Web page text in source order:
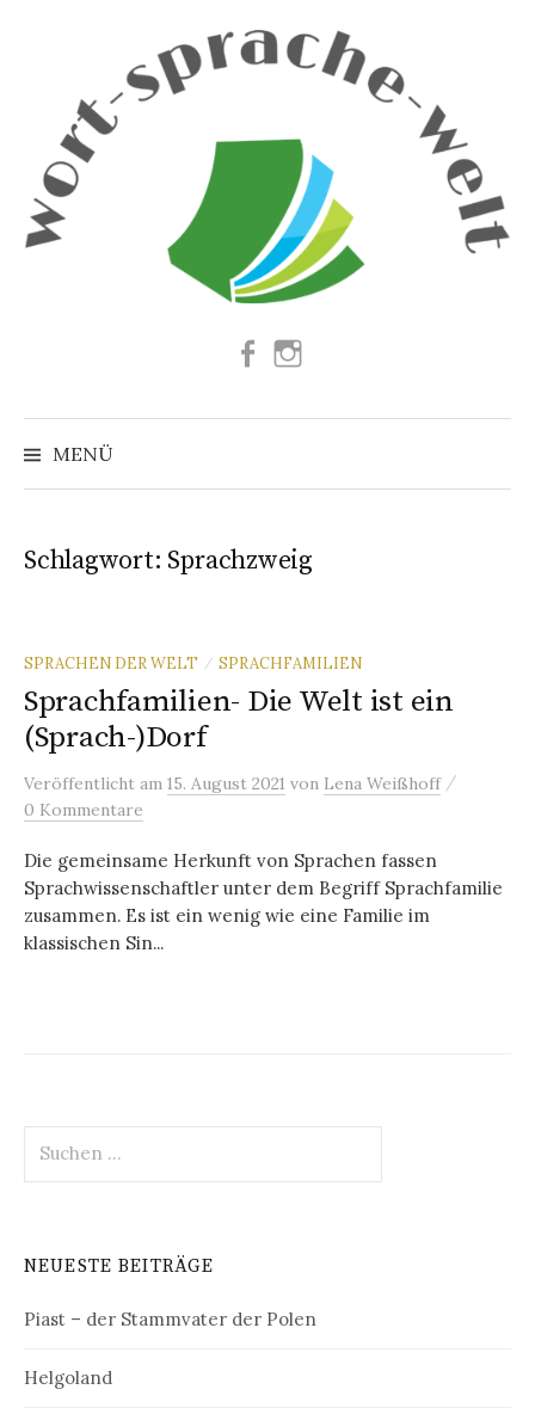
Facebook
MENÜ
Suchen
Schlagwort: Sprachzweig
SPRACHEN DER WELT / SPRACHFAMILIEN
Sprachfamilien- Die Welt ist ein
(Sprach-)Dorf
Veröffentlicht am 15. August 2021 von Lena Weißhoff /
0 Kommentare
Die gemeinsame Herkunft von Sprachen fassen
Sprachwissenschaftler unter dem Begriff Sprachfamilie
zusammen. Es ist ein wenig wie eine Familie im
klassischen Sin...
nach:
NEUESTE BEITRÄGE
Piast – der Stammvater der Polen
Helgoland